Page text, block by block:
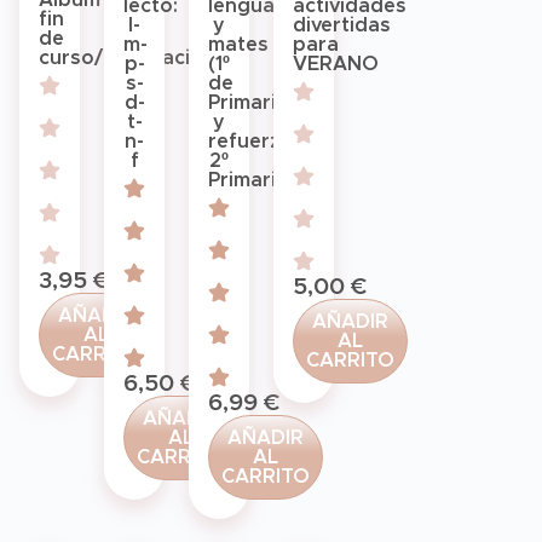
fin
de
curso/graduación
3,95 €
AÑADIR
AL
CARRITO
lecto:
l-
m-
p-
s-
d-
t-
n-
f
6,50 €
AÑADIR
AL
CARRITO
lengua
y
mates
(1º
de
Primaria
y
refuerzo
2º
Primaria)
6,99 €
AÑADIR
AL
CARRITO
actividades
divertidas
para
VERANO
5,00 €
AÑADIR
AL
CARRITO